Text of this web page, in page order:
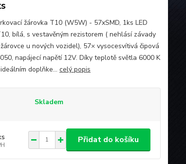
žárovka T10 (W5W) - 57xSMD, 1ks LED
bílá, s vestavěným rezistorem ( nehlásí závady
u nových vozidel), 57× vysocesvítivá čipová
napájecí napětí 12V. Díky teplotě světla 6000 K
doplňke... celý popis
Skladem
Přidat do košíku